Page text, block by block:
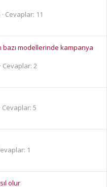
Cevaplar: 11
modellerinde kampanya
Cevaplar: 2
Cevaplar: 5
1
olur